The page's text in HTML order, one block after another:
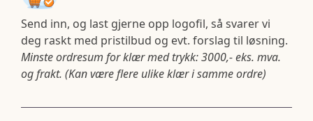
Send inn, og last gjerne opp logofil, så svarer vi
deg raskt med pristilbud og evt. forslag til løsning.
Minste ordresum for klær med trykk: 3000,- eks. mva.
og frakt. (Kan være flere ulike klær i samme ordre)